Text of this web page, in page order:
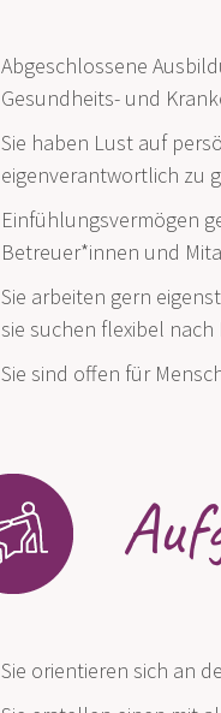
Abgeschlossene
Gesundheits- und
Sie haben Lust auf
eigenverantwortlich zu
Einfühlungsvermögen
Betreuer*innen und
Sie arbeiten gern
sie suchen flexibel
Sie sind offen für
Sie orientieren sich an